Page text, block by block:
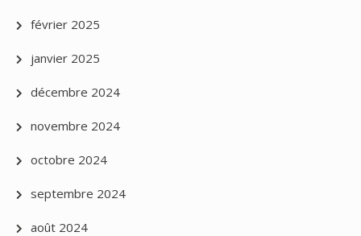
février 2025
janvier 2025
décembre 2024
novembre 2024
octobre 2024
septembre 2024
août 2024